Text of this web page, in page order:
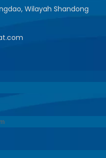
Wilayah Shandong